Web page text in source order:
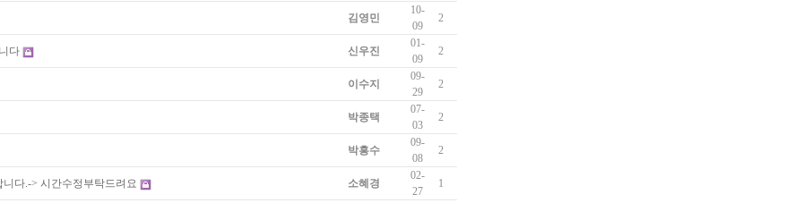
김영민
10-
09
2
다 신우진
01-
09
2
이수지
09-
29
2
박종택
07-
03
2
박흥수
09-
08
2
다.-> 시간수정부탁드려요 소혜경
02-
27
1